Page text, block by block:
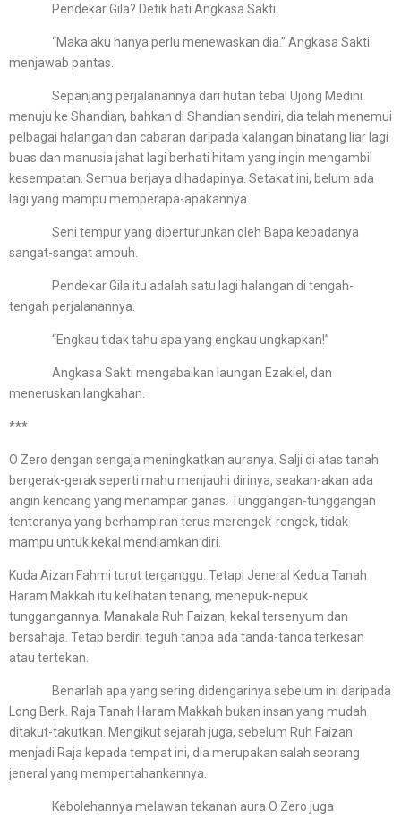
Pendekar Gila? Detik hati Angkasa Sakti.
“Maka aku hanya perlu menewaskan dia.” Angkasa Sakti
menjawab pantas.
Sepanjang perjalanannya dari hutan tebal Ujong Medini
menuju ke Shandian, bahkan di Shandian sendiri, dia telah menemui
pelbagai halangan dan cabaran daripada kalangan binatang liar lagi
buas dan manusia jahat lagi berhati hitam yang ingin mengambil
kesempatan. Semua berjaya dihadapinya. Setakat ini, belum ada
lagi yang mampu memperapa-apakannya.
Seni tempur yang diperturunkan oleh Bapa kepadanya
sangat-sangat ampuh.
Pendekar Gila itu adalah satu lagi halangan di tengah-
tengah perjalanannya.
“Engkau tidak tahu apa yang engkau ungkapkan!”
Angkasa Sakti mengabaikan laungan Ezakiel, dan
meneruskan langkahan.
***
O Zero dengan sengaja meningkatkan auranya. Salji di atas tanah
bergerak-gerak seperti mahu menjauhi dirinya, seakan-akan ada
angin kencang yang menampar ganas. Tunggangan-tunggangan
tenteranya yang berhampiran terus merengek-rengek, tidak
mampu untuk kekal mendiamkan diri.
Kuda Aizan Fahmi turut terganggu. Tetapi Jeneral Kedua Tanah
Haram Makkah itu kelihatan tenang, menepuk-nepuk
tunggangannya. Manakala Ruh Faizan, kekal tersenyum dan
bersahaja. Tetap berdiri teguh tanpa ada tanda-tanda terkesan
atau tertekan.
Benarlah apa yang sering didengarinya sebelum ini daripada
Long Berk. Raja Tanah Haram Makkah bukan insan yang mudah
ditakut-takutkan. Mengikut sejarah juga, sebelum Ruh Faizan
menjadi Raja kepada tempat ini, dia merupakan salah seorang
jeneral yang mempertahankannya.
Kebolehannya melawan tekanan aura O Zero juga